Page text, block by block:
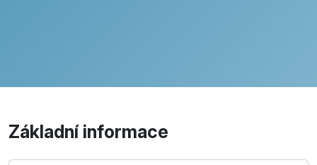
Základní informace